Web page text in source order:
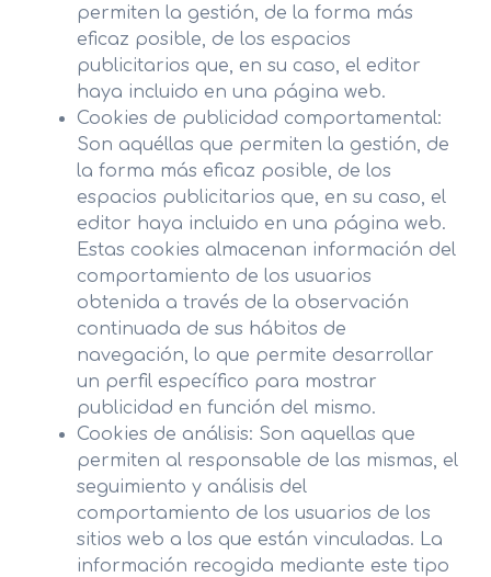
permiten la gestión, de la forma más
eficaz posible, de los espacios
publicitarios que, en su caso, el editor
haya incluido en una página web.
Cookies de publicidad comportamental:
Son aquéllas que permiten la gestión, de
la forma más eficaz posible, de los
espacios publicitarios que, en su caso, el
editor haya incluido en una página web.
Estas cookies almacenan información del
comportamiento de los usuarios
obtenida a través de la observación
continuada de sus hábitos de
navegación, lo que permite desarrollar
un perfil específico para mostrar
publicidad en función del mismo.
Cookies de análisis: Son aquellas que
permiten al responsable de las mismas, el
seguimiento y análisis del
comportamiento de los usuarios de los
sitios web a los que están vinculadas. La
información recogida mediante este tipo